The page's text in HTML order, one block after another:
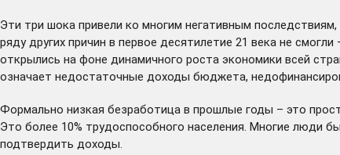
Эти три шока привели ко многим негативным
ряду других причин в первое десятилетие 21 века не
открылись на фоне динамичного роста экономики всей
означает недостаточные доходы бюджета,
Формально низкая безработица в прошлые годы – это
Это более 10% трудоспособного населения. Многие люди
подтвердить доходы.